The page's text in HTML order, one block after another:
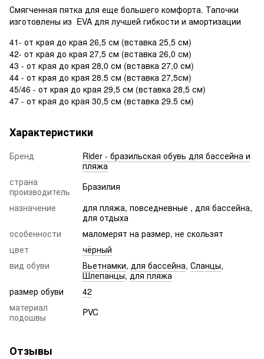
Смягченная пятка для еще большего комфорта. Тапочки
изготовлены из EVA для лучшей гибкости и амортизации
41- от края до края 26,5 см (вставка 25,5 см)
42- от края до края 27,5 см (вставка 26,0 см)
43 - от края до края 28,0 см (вставка 27,0 см)
44 - от края до края 28.5 см (вставка 27,5см)
45/46 - от края до края 29,5 см (вставка 28,5 см)
47 - от края до края 30,5 см (вставка 29.5 см)
Характеристики
Бренд
Rider - бразильская обувь для бассейна и
пляжа
страна
производитель
Бразилия
назначение
для пляжа, повседневные , для бассейна,
для отдыха
особенности
маломерят на размер, не скользят
цвет
чёрный
вид обуви
Вьетнамки, для бассейна, Сланцы,
Шлепанцы, для пляжа
размер обуви
42
материал
подошвы
PVC
Отзывы